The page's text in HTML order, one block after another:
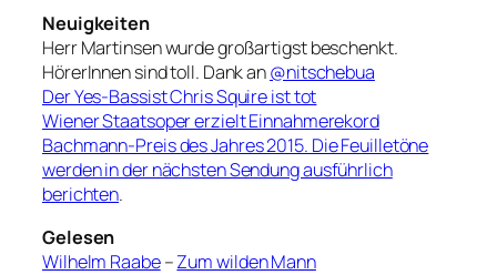
Neuigkeiten
Herr Martinsen wurde großartigst beschenkt.
HörerInnen sind toll. Dank an@nitschebua
Der Yes-Bassist Chris Squire ist tot
Wiener Staatsoper erzielt Einnahmerekord
Bachmann-Preis des Jahres 2015. Die Feuilletöne
werden in der nächsten Sendung ausführlich
berichten.
Gelesen
Wilhelm Raabe–Zum wilden Mann